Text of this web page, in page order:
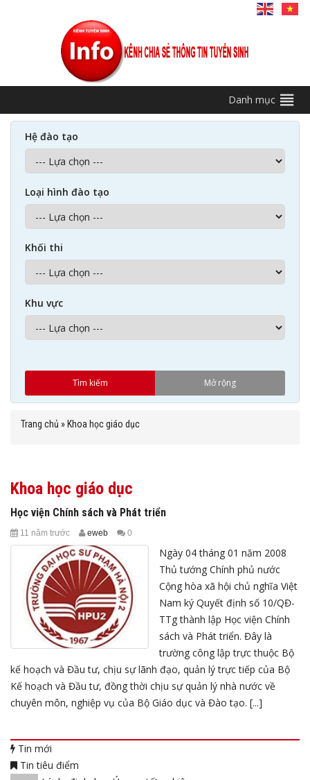
Danh mục
Hệ đào tạo
Loại hình đào tạo
Khối thi
Khu vực
Trang chủ » Khoa học giáo dục
Khoa học giáo dục
Học viện Chính sách và Phát triển
11 năm trước eweb 0
Ngày 04 tháng 01 năm 2008
Thủ tướng Chính phủ nước
Cộng hòa xã hội chủ nghĩa Việt
Nam ký Quyết định số 10/QĐ-
TTg thành lập Học viện Chính
sách và Phát triển. Đây là
trường công lập trực thuộc Bộ
kế hoạch và Đầu tư, chịu sự lãnh đạo, quản lý trực tiếp của Bộ
Kế hoạch và Đầu tư, đồng thời chịu sự quản lý nhà nước về
chuyên môn, nghiệp vụ của Bộ Giáo dục và Đào tạo. [...]
Tin mới
Tin tiêu điểm